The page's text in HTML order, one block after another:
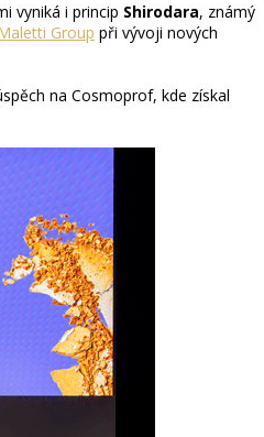
vyniká i princip Shirodara, známý
Group při vývoji nových
na Cosmoprof, kde získal